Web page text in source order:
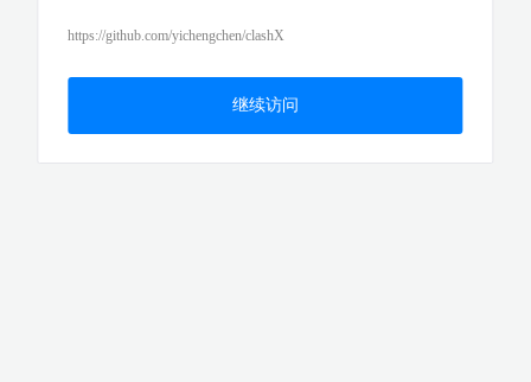
https://github.com/yichengchen/clashX
继续访问